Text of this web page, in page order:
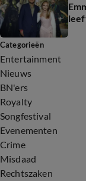
Categorieën
Entertainment
Nieuws
BN'ers
Royalty
Songfestival
Evenementen
Crime
Misdaad
Rechtszaken